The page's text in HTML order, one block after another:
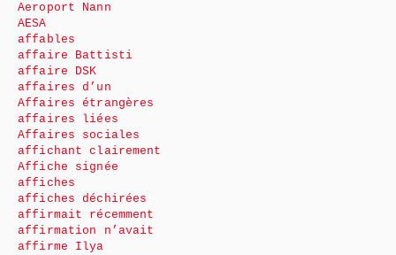
Aeroport Nann
AESA
affables
affaire Battisti
affaire DSK
affaires d’un
Affaires étrangères
affaires liées
Affaires sociales
affichant clairement
Affiche signée
affiches
affiches déchirées
affirmait récemment
affirmation n’avait
affirme Ilya